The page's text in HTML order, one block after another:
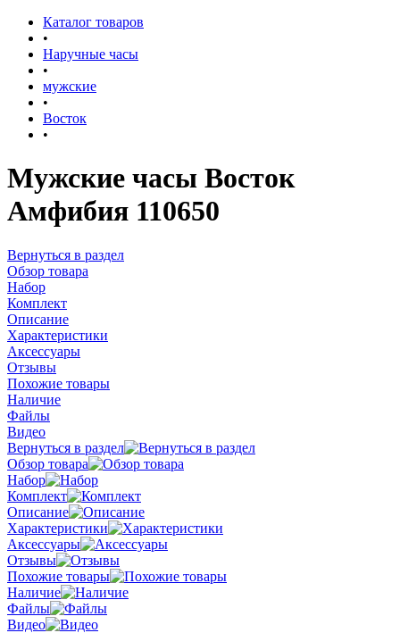
Каталог товаров
•
Наручные часы
•
мужские
•
Восток
•
Мужские часы Восток
Амфибия 110650
Вернуться в раздел
Обзор товара
Набор
Комплект
Описание
Характеристики
Аксессуары
Отзывы
Похожие товары
Наличие
Файлы
Видео
Вернуться в раздел
Обзор товара
Набор
Комплект
Описание
Характеристики
Аксессуары
Отзывы
Похожие товары
Наличие
Файлы
Видео